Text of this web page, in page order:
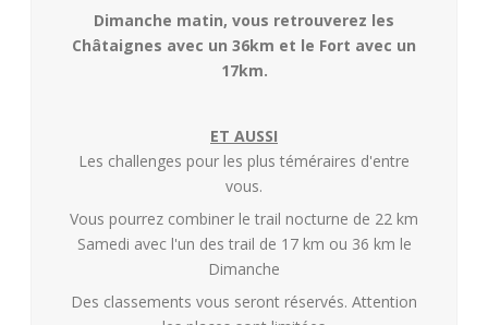
Dimanche matin, vous retrouverez les
Châtaignes avec un 36km et le Fort avec un
17km.
ET AUSSI
Les challenges pour les plus téméraires d'entre
vous.
Vous pourrez combiner le trail nocturne de 22 km
Samedi avec l'un des trail de 17 km ou 36 km le
Dimanche
Des classements vous seront réservés. Attention